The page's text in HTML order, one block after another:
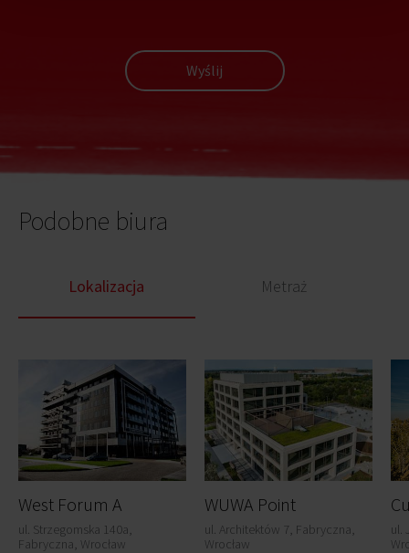
Wyślij
Podobne biura
Lokalizacja Metraż
West Forum A
ul. Strzegomska 140a,
Fabryczna, Wrocław
WUWA Point
ul. Architektów 7, Fabryczna,
Wrocław
ul.